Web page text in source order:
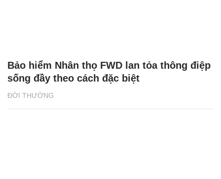
ĐỜI THƯỜNG
Bảo hiểm Nhân thọ FWD lan tỏa thông điệp
sống đầy theo cách đặc biệt